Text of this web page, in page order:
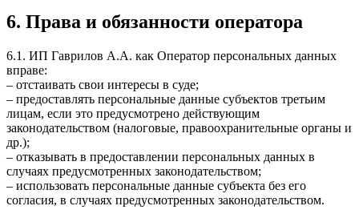
6. Права и обязанности оператора
6.1. ИП Гаврилов А.А. как Оператор персональных данных
вправе:
– отстаивать свои интересы в суде;
– предоставлять персональные данные субъектов третьим
лицам, если это предусмотрено действующим
законодательством (налоговые, правоохранительные органы и
др.);
– отказывать в предоставлении персональных данных в
случаях предусмотренных законодательством;
– использовать персональные данные субъекта без его
согласия, в случаях предусмотренных законодательством.